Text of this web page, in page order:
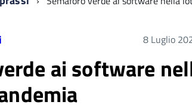
8 Luglio
ai software